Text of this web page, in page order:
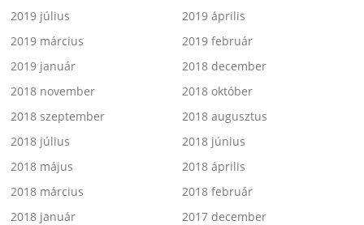
2019 július
2019 április
2019 március
2019 február
2019 január
2018 december
2018 november
2018 október
2018 szeptember
2018 augusztus
2018 július
2018 június
2018 május
2018 április
2018 március
2018 február
2018 január
2017 december